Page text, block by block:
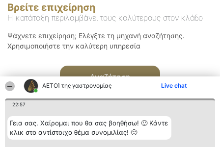
ΑΕΤΟΊ της γαστρονομίας Live chat
22:57
Γεια σας. Χαίρομαι που θα σας βοηθήσω! 🙂 Κάντε
κλικ στο αντίστοιχο θέμα συνομιλίας! 🙂
Βρείτε επιχείρηση
Η κατάταξη περιλαμβάνει τους καλύτερους στον κλάδο
Ψάχνετε επιχείρηση; Ελέγξτε τη μηχανή αναζήτησης.
Χρησιμοποιήστε την καλύτερη υπηρεσία
Αναζήτηση